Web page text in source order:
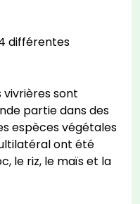
différentes
vivrières sont
partie dans des
espèces végétales
ont été
le riz, le maïs et la